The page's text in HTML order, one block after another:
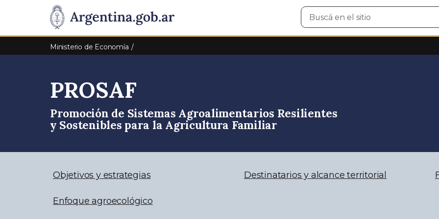
Presidencia
de
Pasar al contenido principal
Buscar
en
Ministerio de Economía
PROSAF
Promoción de Sistemas Agroalimentarios Resilientes
y Sostenibles para la Agricultura Familiar
Objetivos y estrategias Destinatarios y alcance territorial
Enfoque agroecológico